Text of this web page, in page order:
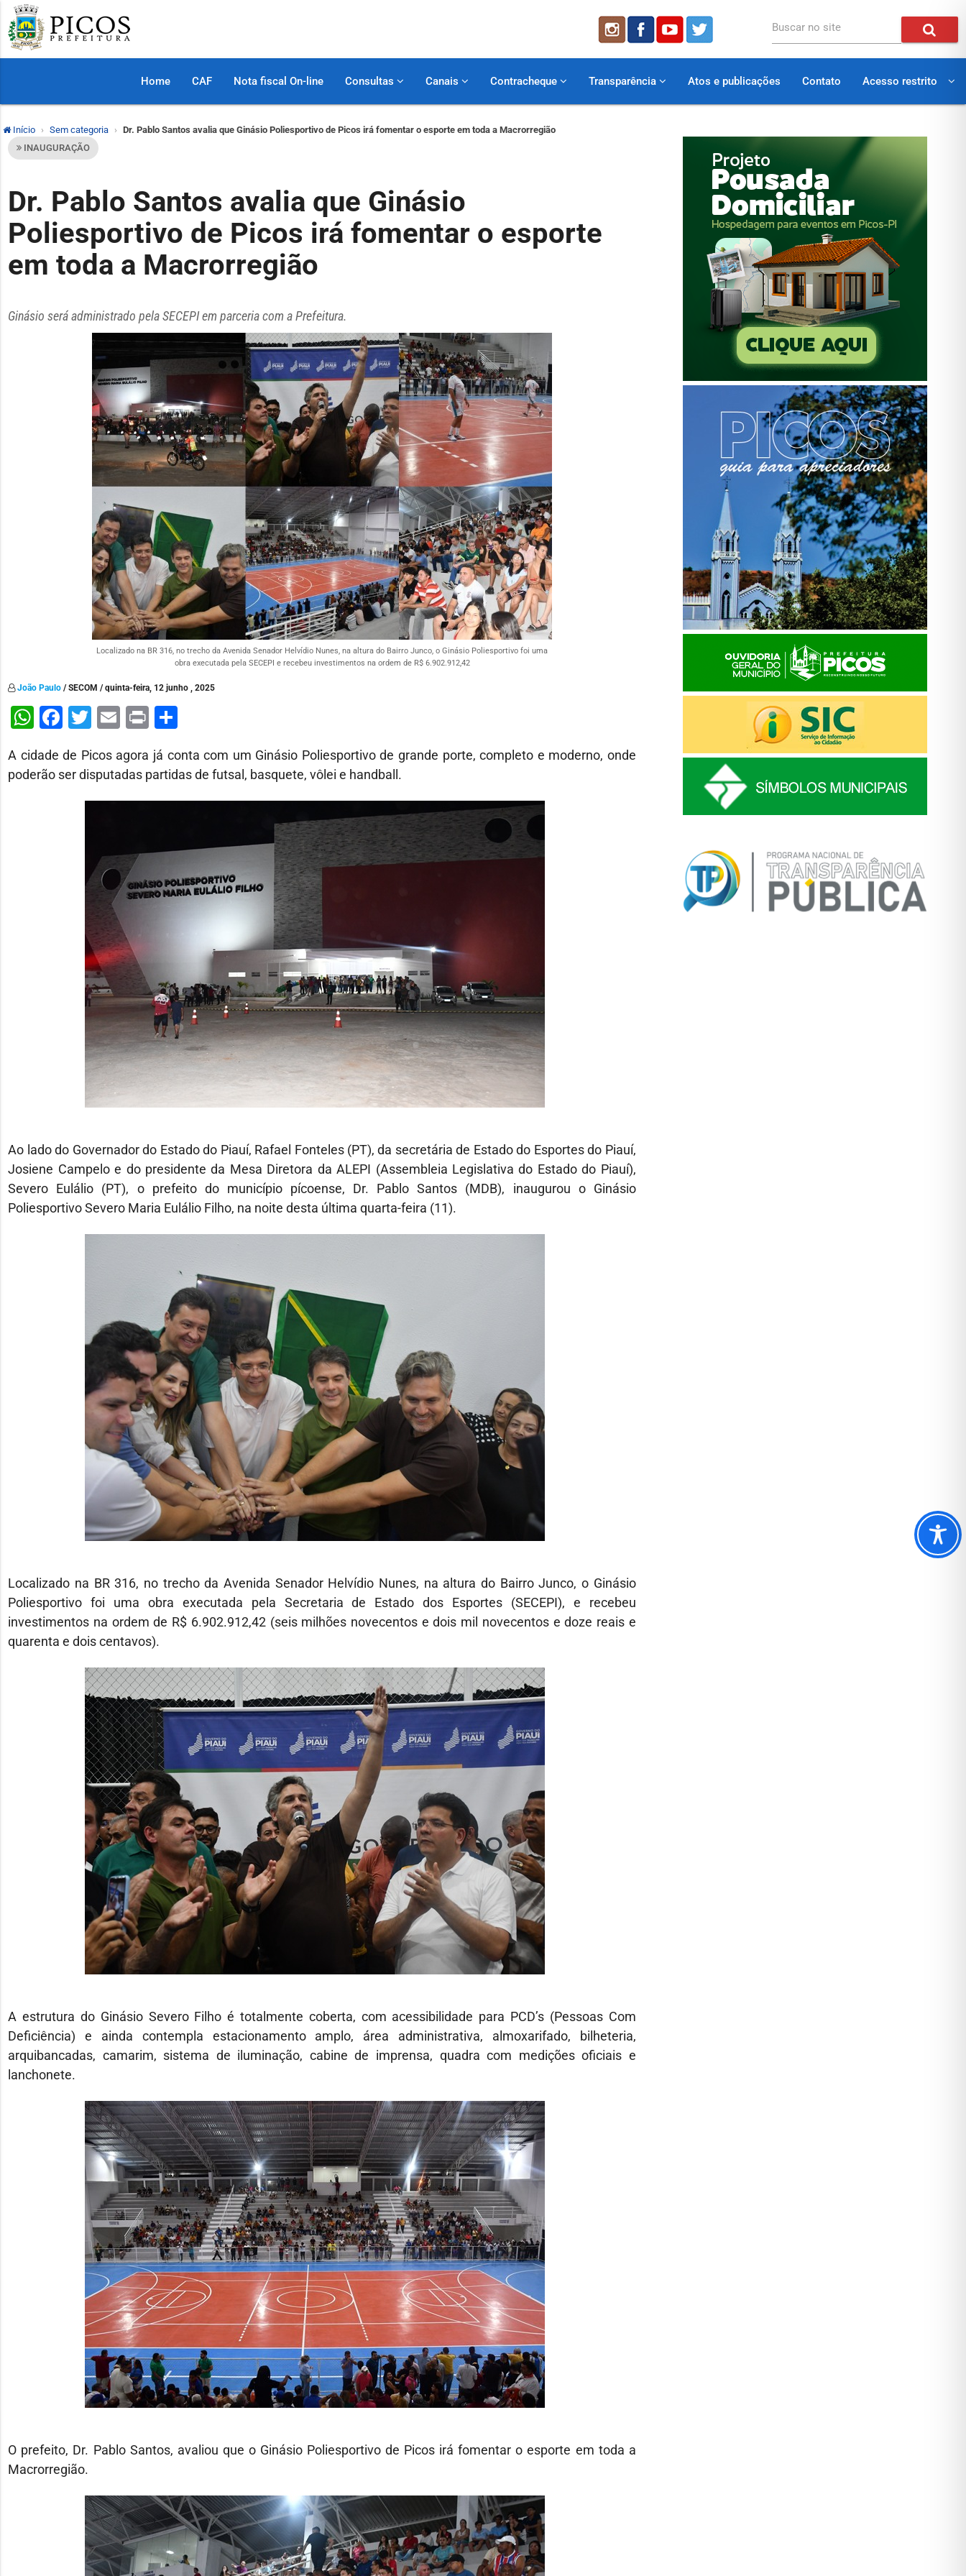
Buscar no site
Home CAF Nota fiscal On-line Consultas Canais Contracheque Transparência Atos e publicações Contato Acesso restrito
Início Sem categoria
Dr. Pablo Santos avalia que Ginásio Poliesportivo de Picos irá fomentar o esporte em toda a Macrorregião
INAUGURAÇÃO
Dr. Pablo Santos avalia que Ginásio
Poliesportivo de Picos irá fomentar o esporte
em toda a Macrorregião
Ginásio será administrado pela SECEPI em parceria com a Prefeitura.
Localizado na BR 316, no trecho da Avenida Senador Helvídio Nunes, na altura do Bairro Junco, o Ginásio Poliesportivo foi uma
obra executada pela SECEPI e recebeu investimentos na ordem de R$ 6.902.912,42
João Paulo / SECOM / quinta-feira, 12 junho , 2025
WhatsApp
Facebook
Twitter
Email
Print
A cidade de Picos agora já conta com um Ginásio Poliesportivo de grande porte, completo e moderno, onde
poderão ser disputadas partidas de futsal, basquete, vôlei e handball.
Ao lado do Governador do Estado do Piauí, Rafael Fonteles (PT), da secretária de Estado do Esportes do Piauí,
Josiene Campelo e do presidente da Mesa Diretora da ALEPI (Assembleia Legislativa do Estado do Piauí),
Severo Eulálio (PT), o prefeito do município pícoense, Dr. Pablo Santos (MDB), inaugurou o Ginásio
Poliesportivo Severo Maria Eulálio Filho, na noite desta última quarta-feira (11).
Localizado na BR 316, no trecho da Avenida Senador Helvídio Nunes, na altura do Bairro Junco, o Ginásio
Poliesportivo foi uma obra executada pela Secretaria de Estado dos Esportes (SECEPI), e recebeu
investimentos na ordem de R$ 6.902.912,42 (seis milhões novecentos e dois mil novecentos e doze reais e
quarenta e dois centavos).
A estrutura do Ginásio Severo Filho é totalmente coberta, com acessibilidade para PCD’s (Pessoas Com
Deficiência) e ainda contempla estacionamento amplo, área administrativa, almoxarifado, bilheteria,
arquibancadas, camarim, sistema de iluminação, cabine de imprensa, quadra com medições oficiais e
lanchonete.
O prefeito, Dr. Pablo Santos, avaliou que o Ginásio Poliesportivo de Picos irá fomentar o esporte em toda a
Macrorregião.